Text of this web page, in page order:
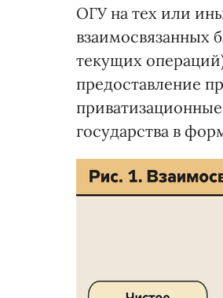
ОГУ на тех или
взаимосвязанных
текущих
предоставление
государства в